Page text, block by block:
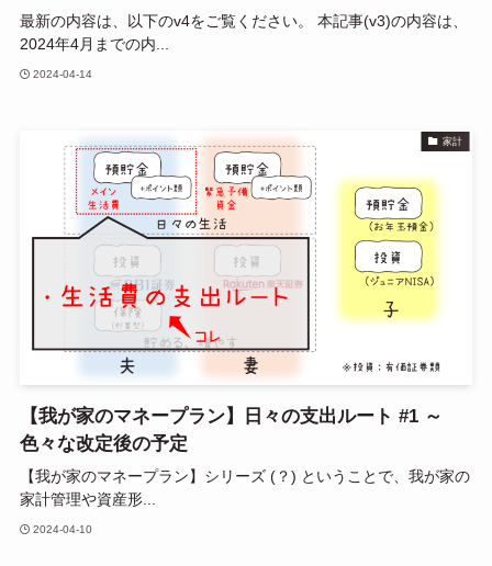
最新の内容は、以下のv4をご覧ください。 本記事(v3)の内容は、
2024年4月までの内...
2024-04-14
家計
【我が家のマネープラン】日々の支出ルート #1 ～
色々な改定後の予定
【我が家のマネープラン】シリーズ (？) ということで、我が家の
家計管理や資産形...
2024-04-10